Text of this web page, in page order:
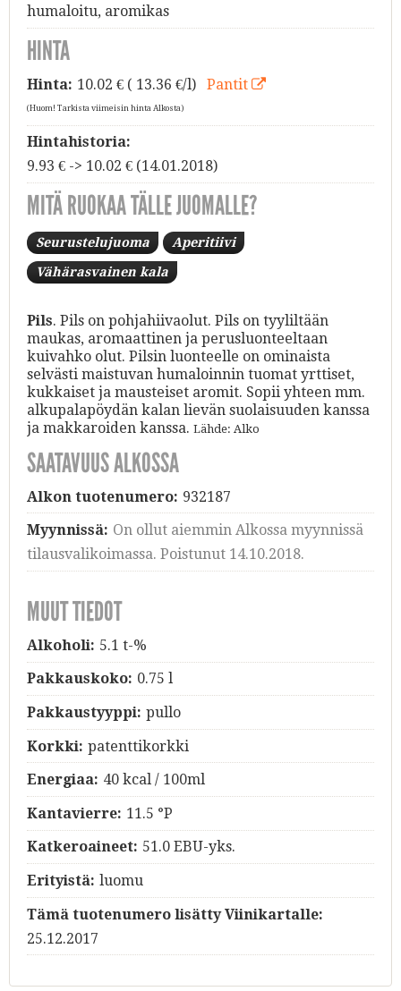
humaloitu, aromikas
HINTA
Hinta: 10.02 € ( 13.36 €/l) Pantit
(Huom! Tarkista viimeisin hinta Alkosta)
Hintahistoria:
9.93 € -> 10.02 € (14.01.2018)
MITÄ RUOKAA TÄLLE JUOMALLE?
Seurustelujuoma Aperitiivi
Vähärasvainen kala
Pils. Pils on pohjahiivaolut. Pils on tyyliltään
maukas, aromaattinen ja perusluonteeltaan
kuivahko olut. Pilsin luonteelle on ominaista
selvästi maistuvan humaloinnin tuomat yrttiset,
kukkaiset ja mausteiset aromit. Sopii yhteen mm.
alkupalapöydän kalan lievän suolaisuuden kanssa
ja makkaroiden kanssa. Lähde: Alko
SAATAVUUS ALKOSSA
Alkon tuotenumero: 932187
Myynnissä: On ollut aiemmin Alkossa myynnissä
tilausvalikoimassa. Poistunut 14.10.2018.
MUUT TIEDOT
Alkoholi: 5.1 t-%
Pakkauskoko: 0.75 l
Pakkaustyyppi: pullo
Korkki: patenttikorkki
Energiaa: 40 kcal / 100ml
Kantavierre: 11.5 °P
Katkeroaineet: 51.0 EBU-yks.
Erityistä: luomu
Tämä tuotenumero lisätty Viinikartalle:
25.12.2017